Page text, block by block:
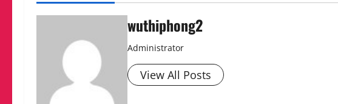
wuthiphong2
Administrator
View All Posts